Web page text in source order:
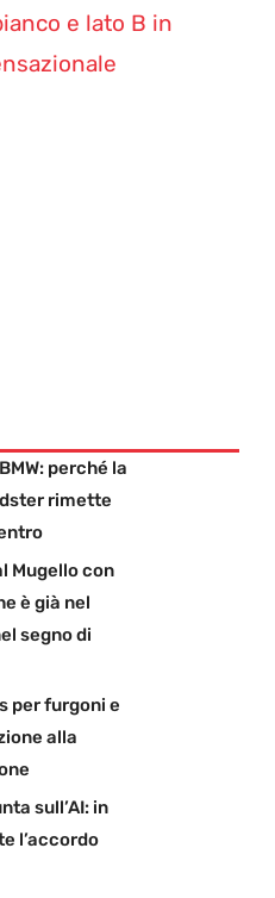
e lato B in
perché la
rimette
Mugello con
è già nel
segno di
per furgoni e
alla
sull’AI: in
l’accordo